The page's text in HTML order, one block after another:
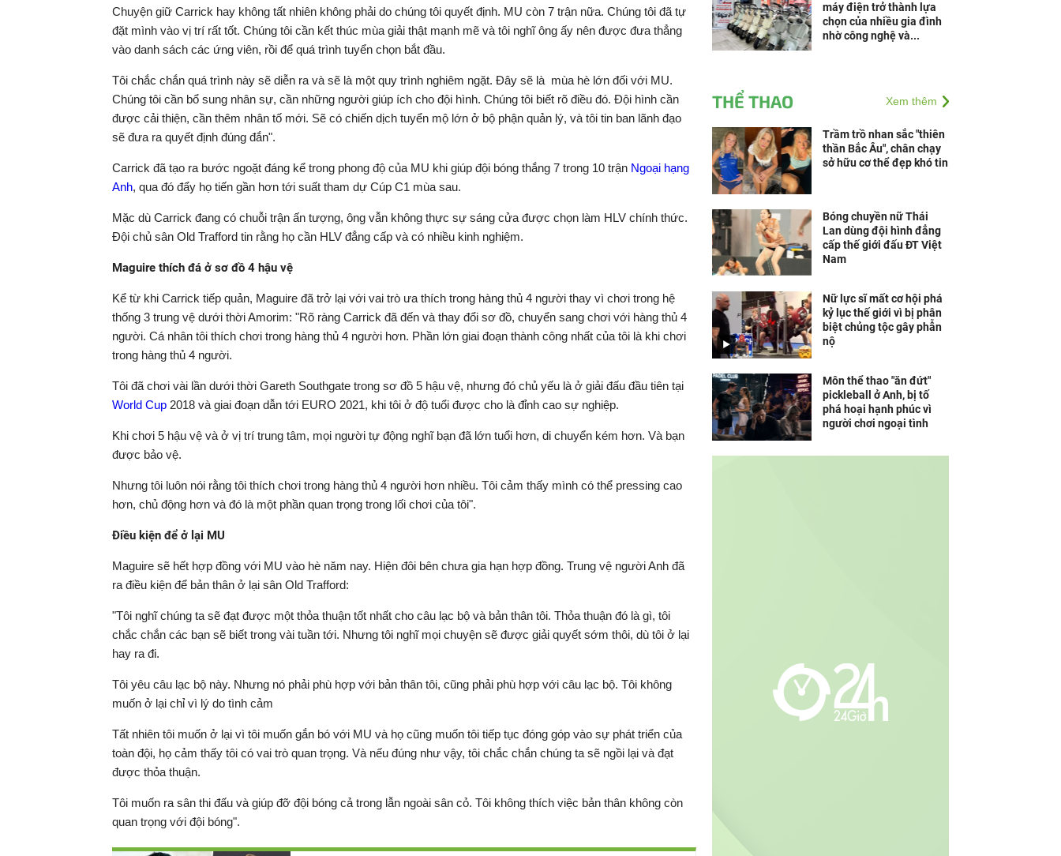
Chuyện giữ Carrick hay không tất nhiên không phải do chúng tôi quyết định. MU còn 7 trận nữa. Chúng tôi đã tự
đặt mình vào vị trí rất tốt. Chúng tôi cần kết thúc mùa giải thật mạnh mẽ và tôi nghĩ ông ấy nên được đưa thẳng
vào danh sách các ứng viên, rồi để quá trình tuyển chọn bắt đầu.
Tôi chắc chắn quá trình này sẽ diễn ra và sẽ là một quy trình nghiêm ngặt. Đây sẽ là mùa hè lớn đối với MU.
Chúng tôi cần bổ sung nhân sự, cần những người giúp ích cho đội hình. Chúng tôi biết rõ điều đó. Đội hình cần
được cải thiện, cần thêm nhân tố mới. Sẽ có chiến dịch tuyển mộ lớn ở bộ phận quản lý, và tôi tin ban lãnh đạo
sẽ đưa ra quyết định đúng đắn".
Carrick đã tạo ra bước ngoặt đáng kể trong phong độ của MU khi giúp đội bóng thắng 7 trong 10 trận Ngoại hạng
Anh, qua đó đẩy họ tiến gần hơn tới suất tham dự Cúp C1 mùa sau.
Mặc dù Carrick đang có chuỗi trận ấn tượng, ông vẫn không thực sự sáng cửa được chọn làm HLV chính thức.
Đội chủ sân Old Trafford tin rằng họ cần HLV đẳng cấp và có nhiều kinh nghiệm.
Maguire thích đá ở sơ đồ 4 hậu vệ
Kể từ khi Carrick tiếp quản, Maguire đã trở lại với vai trò ưa thích trong hàng thủ 4 người thay vì chơi trong hệ
thống 3 trung vệ dưới thời Amorim: "Rõ ràng Carrick đã đến và thay đổi sơ đồ, chuyển sang chơi với hàng thủ 4
người. Cá nhân tôi thích chơi trong hàng thủ 4 người hơn. Phần lớn giai đoạn thành công nhất của tôi là khi chơi
trong hàng thủ 4 người.
Tôi đã chơi vài lần dưới thời Gareth Southgate trong sơ đồ 5 hậu vệ, nhưng đó chủ yếu là ở giải đấu đầu tiên tại
World Cup 2018 và giai đoạn dẫn tới EURO 2021, khi tôi ở độ tuổi được cho là đỉnh cao sự nghiệp.
Khi chơi 5 hậu vệ và ở vị trí trung tâm, mọi người tự động nghĩ bạn đã lớn tuổi hơn, di chuyển kém hơn. Và bạn
được bảo vệ.
Nhưng tôi luôn nói rằng tôi thích chơi trong hàng thủ 4 người hơn nhiều. Tôi cảm thấy mình có thể pressing cao
hơn, chủ động hơn và đó là một phần quan trọng trong lối chơi của tôi".
Điều kiện để ở lại MU
Maguire sẽ hết hợp đồng với MU vào hè năm nay. Hiện đôi bên chưa gia hạn hợp đồng. Trung vệ người Anh đã
ra điều kiện để bản thân ở lại sân Old Trafford:
"Tôi nghĩ chúng ta sẽ đạt được một thỏa thuận tốt nhất cho câu lạc bộ và bản thân tôi. Thỏa thuận đó là gì, tôi
chắc chắn các bạn sẽ biết trong vài tuần tới. Nhưng tôi nghĩ mọi chuyện sẽ được giải quyết sớm thôi, dù tôi ở lại
hay ra đi.
Tôi yêu câu lạc bộ này. Nhưng nó phải phù hợp với bản thân tôi, cũng phải phù hợp với câu lạc bộ. Tôi không
muốn ở lại chỉ vì lý do tình cảm
Tất nhiên tôi muốn ở lại vì tôi muốn gắn bó với MU và họ cũng muốn tôi tiếp tục đóng góp vào sự phát triển của
toàn đội, họ cảm thấy tôi có vai trò quan trọng. Và nếu đúng như vậy, tôi chắc chắn chúng ta sẽ ngồi lại và đạt
được thỏa thuận.
Tôi muốn ra sân thi đấu và giúp đỡ đội bóng cả trong lẫn ngoài sân cỏ. Tôi không thích việc bản thân không còn
quan trọng với đội bóng".
máy điện trở thành lựa
chọn của nhiều gia đình
nhờ công nghệ và...
THỂ THAO Xem thêm
Trầm trồ nhan sắc "thiên
thần Bắc Âu", chân chạy
sở hữu cơ thể đẹp khó tin
Bóng chuyền nữ Thái
Lan dùng đội hình đẳng
cấp thế giới đấu ĐT Việt
Nam
Nữ lực sĩ mất cơ hội phá
kỷ lục thế giới vì bị phân
biệt chủng tộc gây phẫn
nộ
Môn thể thao "ăn đứt"
pickleball ở Anh, bị tố
phá hoại hạnh phúc vì
người chơi ngoại tình